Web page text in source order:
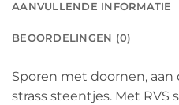
AANVULLENDE INFORMATIE
BEOORDELINGEN (0)
Sporen met doornen,
strass steentjes. Met RVS